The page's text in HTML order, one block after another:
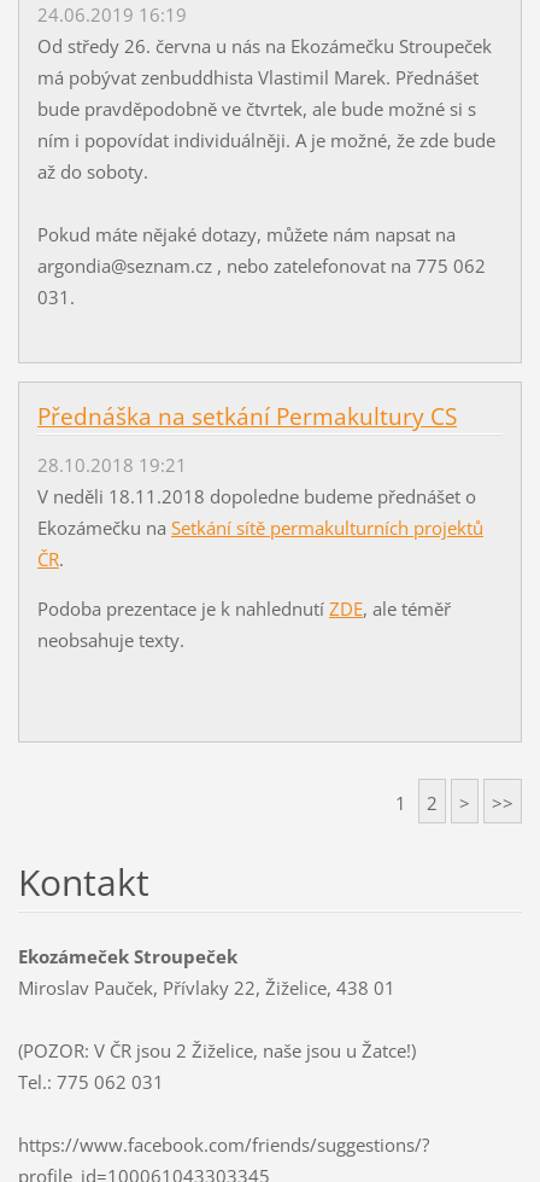
24.06.2019 16:19
Od středy 26. června u nás na Ekozámečku Stroupeček
má pobývat zenbuddhista Vlastimil Marek. Přednášet
bude pravděpodobně ve čtvrtek, ale bude možné si s
ním i popovídat individuálněji. A je možné, že zde bude
až do soboty.
Pokud máte nějaké dotazy, můžete nám napsat na
argondia@seznam.cz , nebo zatelefonovat na 775 062
031.
Přednáška na setkání Permakultury CS
28.10.2018 19:21
V neděli 18.11.2018 dopoledne budeme přednášet o
Ekozámečku na Setkání sítě permakulturních projektů
ČR.
Podoba prezentace je k nahlednutí ZDE, ale téměř
neobsahuje texty.
1 2 > >>
Kontakt
Ekozámeček Stroupeček
Miroslav Pauček, Přívlaky 22, Žiželice, 438 01
(POZOR: V ČR jsou 2 Žiželice, naše jsou u Žatce!)
Tel.: 775 062 031
https://www.facebook.com/friends/suggestions/?
profile_id=100061043303345